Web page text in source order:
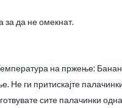
за да не омекнат.
на пржење:
Не ги притискајте
сите палачинки